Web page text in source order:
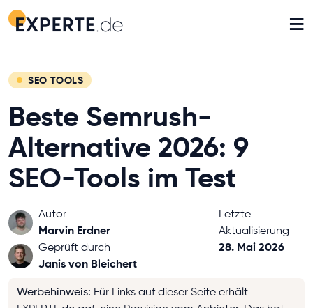
≡
SEO TOOLS
Beste Semrush-
Alternative 2026: 9
SEO-Tools im Test
Autor
Marvin Erdner
Geprüft durch
Janis von Bleichert
Letzte
Aktualisierung
28. Mai 2026
Werbehinweis: Für Links auf dieser Seite erhält